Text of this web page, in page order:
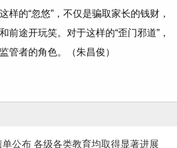
样的“忽悠”，不仅是骗取家长的钱财，
前途开玩笑。对于这样的“歪门邪道”，
管者的角色。（朱昌俊）
公布 各级各类教育均取得显著进展